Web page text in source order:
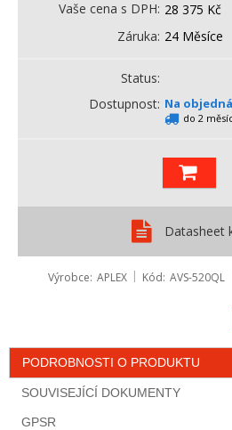
Vaše cena s DPH 28 375 Kč
Záruka 24 Měsíce
Status
Dostupnost Na
do 2
Datasheet
Výrobce APLEX Kód AVS-520QL
PODROBNOSTI O PRODUKTU
SOUVISEJÍCÍ DOKUMENTY
GPSR